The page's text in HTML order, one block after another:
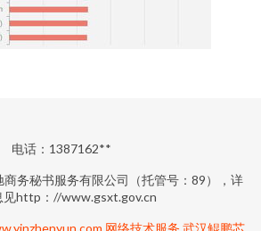
电话：1387162**
务秘书服务有限公司（托管号：89），详
见http：//www.gsxt.gov.cn
网络技术服务 武汉鲲鹏芯